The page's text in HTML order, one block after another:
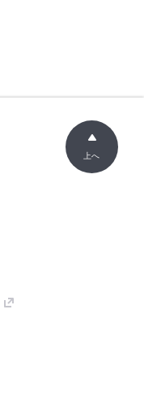
上へ